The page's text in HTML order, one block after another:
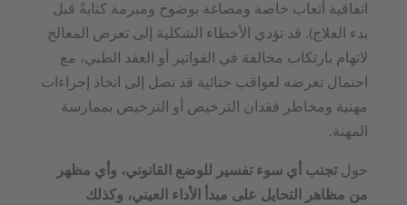
اتفاقية أتعاب خاصة ومصاغة بوضوح ومبرمة كتابةً قبل
بدء العلاج). قد تؤدي الأخطاء الشكلية إلى تعرض المعالج
لاتهام بارتكاب مخالفة في الفواتير أو العقد الطبي، مع
احتمال تعرضه لعواقب جنائية قد تصل إلى اتخاذ إجراءات
مهنية ومخاطر فقدان الترخيص أو الترخيص بممارسة
المهنة.
حولتجنب أي سوء تفسير للوضع القانوني، وأي مظهر
من مظاهر التحايل على مبدأ الأداء العيني، وكذلك